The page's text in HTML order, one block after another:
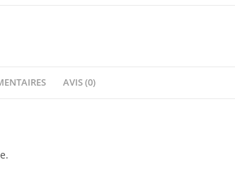
AVIS (0)